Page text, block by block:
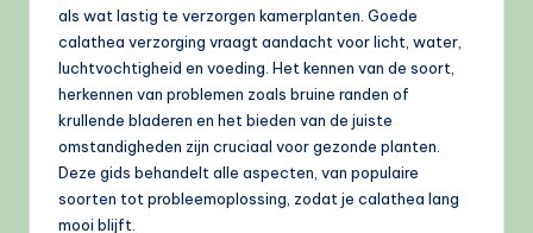
als wat lastig te verzorgen kamerplanten. Goede
calathea verzorging vraagt aandacht voor licht, water,
luchtvochtigheid en voeding. Het kennen van de soort,
herkennen van problemen zoals bruine randen of
krullende bladeren en het bieden van de juiste
omstandigheden zijn cruciaal voor gezonde planten.
Deze gids behandelt alle aspecten, van populaire
soorten tot probleemoplossing, zodat je calathea lang
mooi blijft.